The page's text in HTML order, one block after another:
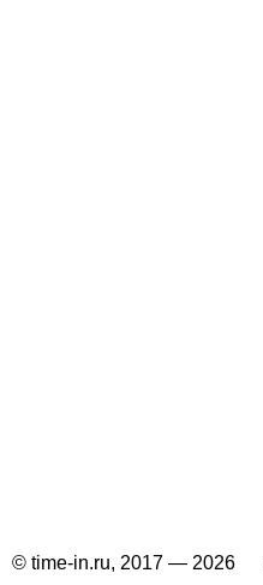
© time-in.ru, 2017 — 2026